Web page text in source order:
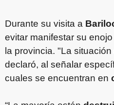
Durante su visita a
evitar manifestar su
la provincia. "La situación
declaró, al señalar
cuales se encuentran en